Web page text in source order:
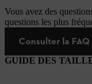
Vous avez des
questions les plus
Consulter la FAQ
GUIDE DES